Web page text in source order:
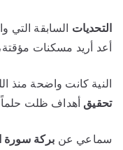
التحديات السابقة
أعد أريد مسكنات
النية كانت واضحة منذ
تحقيق أهداف ظلت
سماعي عن بركة سورة